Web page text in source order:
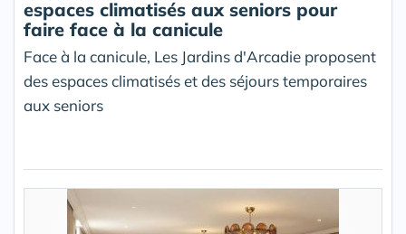
espaces climatisés aux seniors pour
faire face à la canicule
Face à la canicule, Les Jardins d'Arcadie proposent
des espaces climatisés et des séjours temporaires
aux seniors